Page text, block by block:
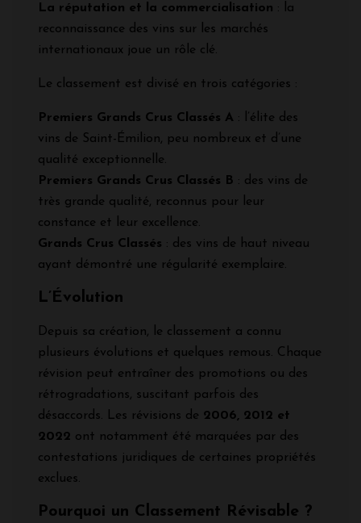
La réputation et la commercialisation : la
reconnaissance des vins sur les marchés
internationaux joue un rôle clé.
Le classement est divisé en trois catégories :
Premiers Grands Crus Classés A : l’élite des
vins de Saint-Émilion, peu nombreux et d’une
qualité exceptionnelle.
Premiers Grands Crus Classés B : des vins de
très grande qualité, reconnus pour leur
constance et leur excellence.
Grands Crus Classés : des vins de haut niveau
ayant démontré une régularité exemplaire.
L’Évolution
Depuis sa création, le classement a connu
plusieurs évolutions et quelques remous. Chaque
révision peut entraîner des promotions ou des
rétrogradations, suscitant parfois des
désaccords. Les révisions de 2006, 2012 et
2022 ont notamment été marquées par des
contestations juridiques de certaines propriétés
exclues.
Pourquoi un Classement Révisable ?